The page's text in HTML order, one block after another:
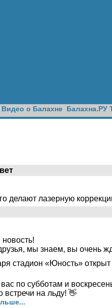
Видео о Балахне Балахна.РУ
делают лазерную
мы знаем, вы очень
стадион «Юность»
по субботам и
встречи на льду! 👋